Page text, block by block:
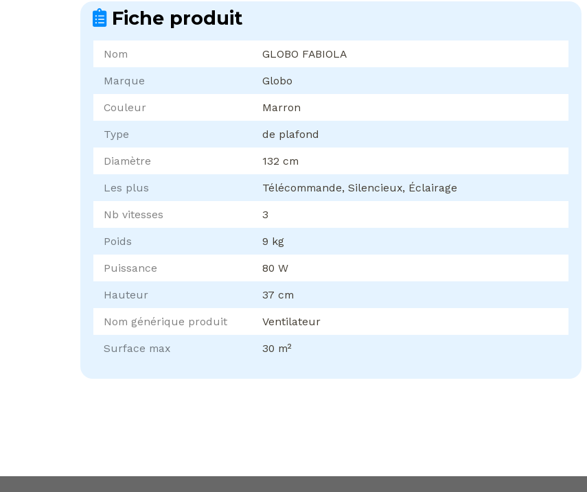
Fiche produit
Nom GLOBO FABIOLA
Marque Globo
Couleur Marron
Type de plafond
Diamètre 132 cm
Les plus Télécommande, Silencieux, Éclairage
Nb vitesses 3
Poids 9 kg
Puissance 80 W
Hauteur 37 cm
Nom générique produit Ventilateur
Surface max 30 m²